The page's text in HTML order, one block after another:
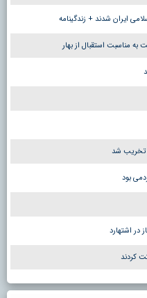
ایران شدند + زندگینامه
مناسبت استقبال از بهار
تخریب شد
بود